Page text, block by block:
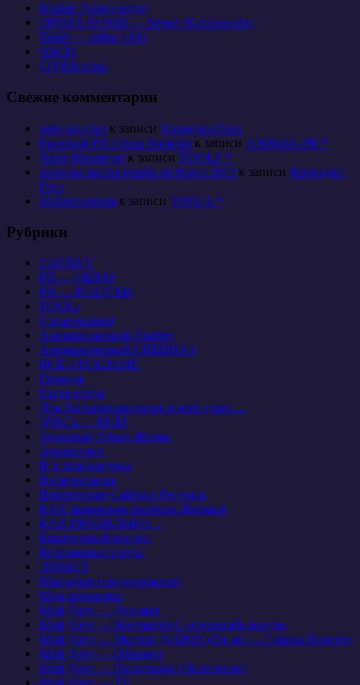
Hodula Pougo (pryg)
OPORA ROSSII — Sergey Kazarnovsky
Tanki — online 1104
ЧАСЫ
СОЧИнялки
Свежие комментарии
polo pas cherк записи Крокодил Гена
Facebook FB Group Snatcherк записи ANIMAL-PR *
Sudie Mosmeyerк записи TOOLS *
nouveau maillot equipe de france 2013 к записи Крокодил
Гена
Maklerzentrum к записи TOOLS *
Рубрики
CHERNY
PR — ОБЗОР
PR — РЕНТГЕН
TOOLs
Uncategorized
Антикризисный Ликбез
Антикризисный СПЕЦНАЗ
ВСЁ о РЕКЛАМЕ
Главная
Гости сайта
Для Авторов рассылок в мой адрес…
ЗДЕСЬ — ВСЁ!
Здоровый Образ Жизни
Здравпункт
И в безкультурье
Из переписки
Интересные Сайты и Ресурсы
КАК правильно выбрать Жилище
КАК ПРАВИЛЬНО…
Квартирный вопрос
Кулинарные сайты
ЛИКБЕЗ
Минздрав предупреждает
Мои афоризмы
Мой Друг — Дуэлянт
Мой Друг — Контактёр С-летающей-посуды
Мой Друг — Мистер ДеШОУ (Он же — Гаврик Портер)
Мой Друг — Обормот
Мой Друг — Политкорр (Политринг)